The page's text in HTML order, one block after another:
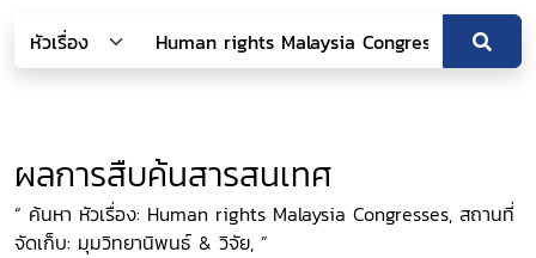
ผลการสืบค้นสารสนเทศ
“ ค้นหา หัวเรื่อง: Human rights Malaysia Congresses, สถานที่
จัดเก็บ: มุมวิทยานิพนธ์ & วิจัย, ”